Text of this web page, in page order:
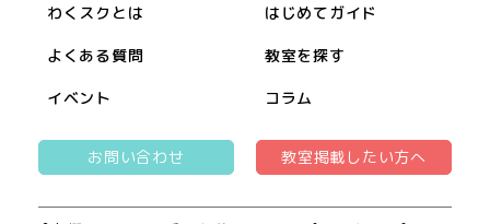
わくスクとは はじめてガイド
よくある質問 教室を探す
イベント コラム
お問い合わせ 教室掲載したい方へ